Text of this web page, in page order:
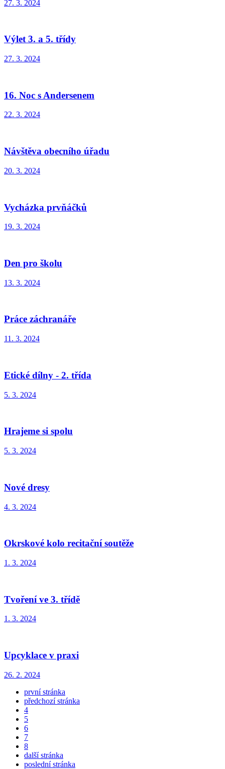
27. 3. 2024
Výlet 3. a 5. třídy
27. 3. 2024
16. Noc s Andersenem
22. 3. 2024
Návštěva obecního úřadu
20. 3. 2024
Vycházka prvňáčků
19. 3. 2024
Den pro školu
13. 3. 2024
Práce záchranáře
11. 3. 2024
Etické dílny - 2. třída
5. 3. 2024
Hrajeme si spolu
5. 3. 2024
Nové dresy
4. 3. 2024
Okrskové kolo recitační soutěže
1. 3. 2024
Tvoření ve 3. třídě
1. 3. 2024
Upcyklace v praxi
26. 2. 2024
první stránka
předchozí stránka
4
5
6
7
8
další stránka
poslední stránka